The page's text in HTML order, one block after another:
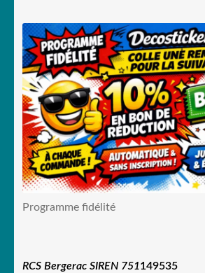
Programme fidélité
RCS Bergerac SIREN 751149535